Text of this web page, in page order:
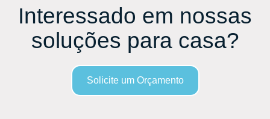
Interessado em nossas
soluções para casa?
Solicite um Orçamento